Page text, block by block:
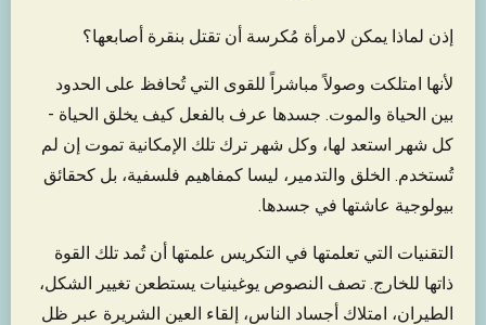
إذن لماذا يمكن لامرأة مُكرسة أن تقتل بنقرة أصابعها؟
لأنها امتلكت وصولاً مباشراً للقوى التي تُحافظ على الحدود
بين الحياة والموت. جسدها عرف بالفعل كيف يخلق الحياة -
كل شهر استعد لها، وكل شهر ترك تلك الإمكانية تموت إن لم
تُستخدم. الخلق والتدمير، ليسا كمفاهيم فلسفية، بل كحقائق
بيولوجية عاشتها في جسدها.
التقنيات التي تعلمتها في التكريس علمتها أن تُمد تلك القوة
ذاتها للخارج. تصف النصوص يوغينيات يستطعن تغيير الشكل،
الطيران، امتلاك أجساد الناس، إلقاء العين الشريرة عبر ظل